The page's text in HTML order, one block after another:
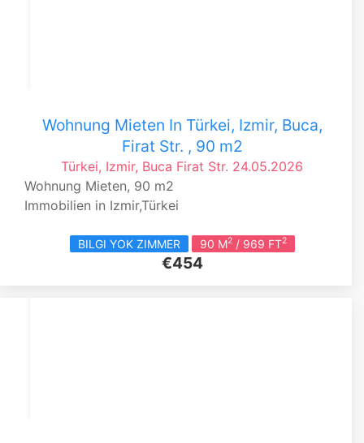
Wohnung Mieten In Türkei, Izmir, Buca,
Firat Str. , 90 m2
Türkei, Izmir, Buca Firat Str. 24.05.2026
Wohnung Mieten, 90 m2
Immobilien in Izmir,Türkei
BILGI YOK ZIMMER 90 M2/ 969 FT2
€454